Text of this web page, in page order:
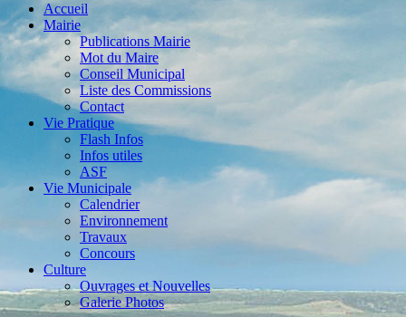
Accueil
Mairie
Publications Mairie
Mot du Maire
Conseil Municipal
Liste des Commissions
Contact
Vie Pratique
Flash Infos
Infos utiles
ASF
Vie Municipale
Calendrier
Environnement
Travaux
Concours
Culture
Ouvrages et Nouvelles
Galerie Photos